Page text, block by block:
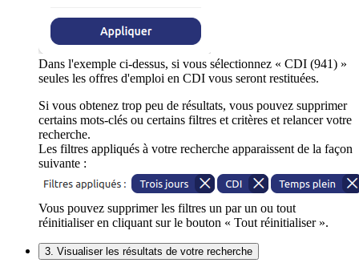
Dans l'exemple ci-dessus, si vous sélectionnez « CDI (941) »
seules les offres d'emploi en CDI vous seront restituées.
Si vous obtenez trop peu de résultats, vous pouvez supprimer
certains mots-clés ou certains filtres et critères et relancer votre
recherche.
Les filtres appliqués à votre recherche apparaissent de la façon
suivante :
Vous pouvez supprimer les filtres un par un ou tout
réinitialiser en cliquant sur le bouton « Tout réinitialiser ».
3. Visualiser les résultats de votre recherche